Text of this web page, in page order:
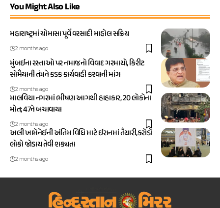
You Might Also Like
મહારાષ્ટ્રમાં ચોમાસા પૂર્વે વરસાદી માહોલ સક્રિય
2 months ago
મુંબઈના રસ્તાઓ પર નમાજનો વિવાદ ગરમાયો, કિરીટ
સોમૈયાની તંત્રને કડક કાર્યવાહી કરવાની માંગ
2 months ago
માલવિયા નગરમાં ભીષણ આગથી હાહાકાર, 20 લોકોના
મોત; 47ને બચાવાયા
2 months ago
અલી ખામેનેઈની અંતિમ વિધિ માટે ઈરાનમાં તૈયારી,કરોડો
લોકો જોડાય તેવી શક્યતા
2 months ago